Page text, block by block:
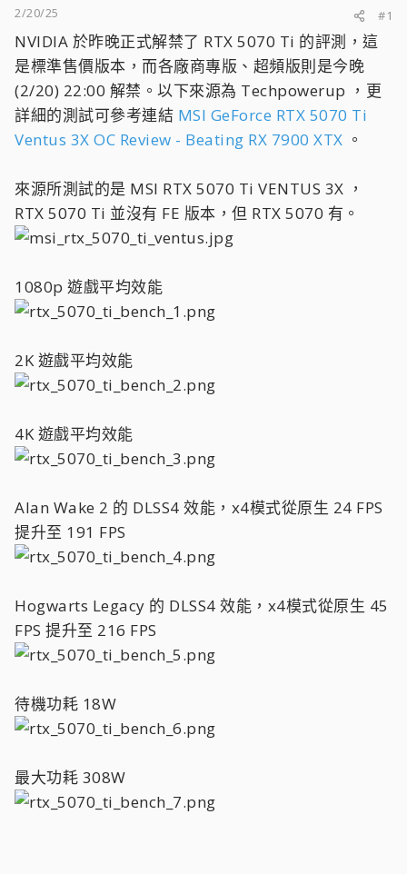
2/20/25
#1
NVIDIA 於昨晚正式解禁了 RTX 5070 Ti 的評測，這
是標準售價版本，而各廠商專版、超頻版則是今晚
(2/20) 22:00 解禁。以下來源為 Techpowerup ，更
詳細的測試可參考連結 MSI GeForce RTX 5070 Ti
Ventus 3X OC Review - Beating RX 7900 XTX 。
來源所測試的是 MSI RTX 5070 Ti VENTUS 3X ，
RTX 5070 Ti 並沒有 FE 版本，但 RTX 5070 有。
1080p 遊戲平均效能
2K 遊戲平均效能
4K 遊戲平均效能
Alan Wake 2 的 DLSS4 效能，x4模式從原生 24 FPS
提升至 191 FPS
Hogwarts Legacy 的 DLSS4 效能，x4模式從原生 45
FPS 提升至 216 FPS
待機功耗 18W
最大功耗 308W